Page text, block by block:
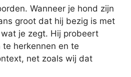
Wanneer je hond zijn
groot dat hij bezig is met
je zegt. Hij probeert
herkennen en te
net zoals wij dat